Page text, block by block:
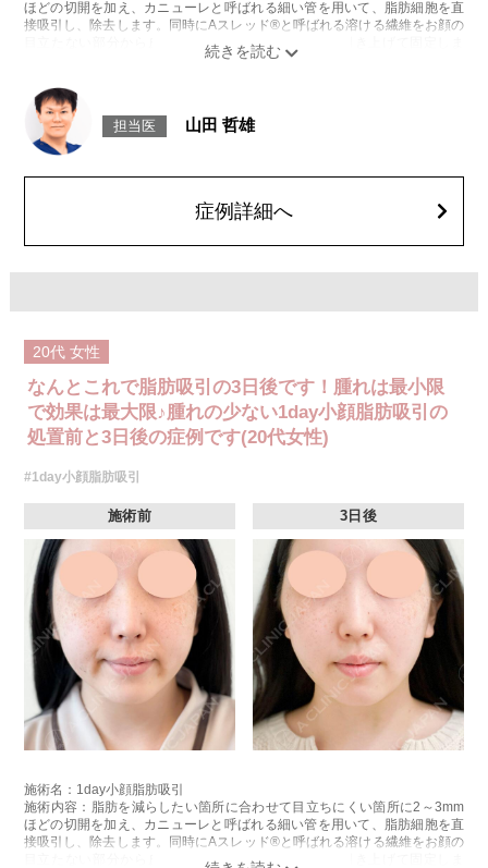
ほどの切開を加え、カニューレと呼ばれる細い管を用いて、脂肪細胞を直
接吸引し、除去します。同時にAスレッド®と呼ばれる溶ける繊維をお顔の
目立たない部分から皮下へ挿入し、皮膚を内側から引き上げて固定しま
リスク、副作用：赤み、熱感、痛み、しびれ、むくみ、内出血、引き攣れ
感などが術後一時的に生じることがございます。また、稀に貧血、細菌感
染症、左右差、施術箇所の知覚鈍麻、ぼこつき、硬結、瘢痕化、色素沈
着、脂肪塞栓、皮膚のよれ、繊維の突出などを生じることがございます。
顔の脂肪吸引箇所の追加 1ヶ所ごと+162,800円(税込)
オプション：笑気麻酔 3,300円(税込)
担当医 山田 哲雄
症例詳細へ
20代 女性
なんとこれで脂肪吸引の3日後です！腫れは最小限
で効果は最大限♪腫れの少ない1day小顔脂肪吸引の
処置前と3日後の症例です(20代女性)
#1day小顔脂肪吸引
施術前 3日後
施術名：1day小顔脂肪吸引
施術内容：脂肪を減らしたい箇所に合わせて目立ちにくい箇所に2～3mm
ほどの切開を加え、カニューレと呼ばれる細い管を用いて、脂肪細胞を直
接吸引し、除去します。同時にAスレッド®と呼ばれる溶ける繊維をお顔の
目立たない部分から皮下へ挿入し、皮膚を内側から引き上げて固定しま